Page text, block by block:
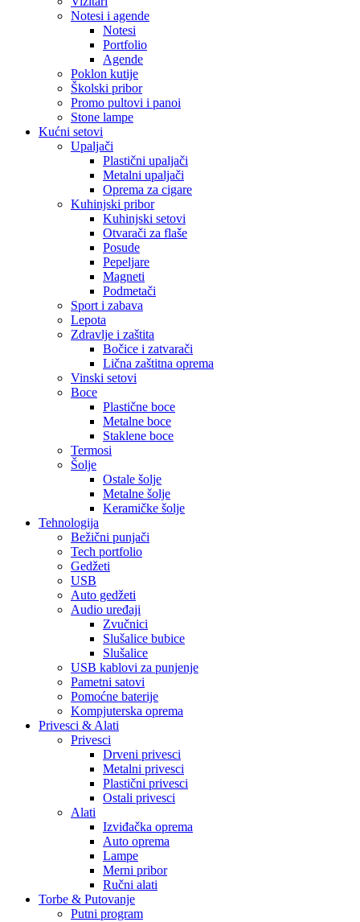
Notesi i agende
Notesi
Portfolio
Agende
Poklon kutije
Školski pribor
Promo pultovi i panoi
Stone lampe
Kućni setovi
Upaljači
Plastični upaljači
Metalni upaljači
Oprema za cigare
Kuhinjski pribor
Kuhinjski setovi
Otvarači za flaše
Posude
Pepeljare
Magneti
Podmetači
Sport i zabava
Lepota
Zdravlje i zaštita
Bočice i zatvarači
Lična zaštitna oprema
Vinski setovi
Boce
Plastične boce
Metalne boce
Staklene boce
Termosi
Šolje
Ostale šolje
Metalne šolje
Keramičke šolje
Tehnologija
Bežični punjači
Tech portfolio
Gedžeti
USB
Auto gedžeti
Audio uređaji
Zvučnici
Slušalice bubice
Slušalice
USB kablovi za punjenje
Pametni satovi
Pomoćne baterije
Kompjuterska oprema
Privesci & Alati
Privesci
Drveni privesci
Metalni privesci
Plastični privesci
Ostali privesci
Alati
Izviđačka oprema
Auto oprema
Lampe
Merni pribor
Ručni alati
Torbe & Putovanje
Putni program